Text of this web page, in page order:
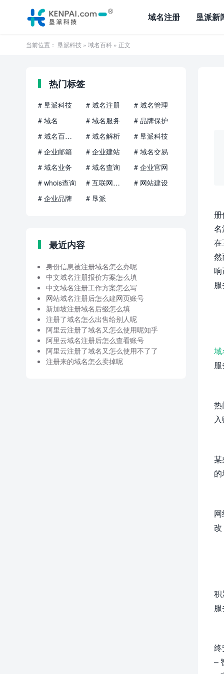
域名注册 垦派新
当前位置： 垦派科技 » 域名百科 » 正文
名
在
然
响
域
热
某
改
积
服
终
–
热门标签
# 垦派科技 # 域名注册
# 域名管理
# 域名
# 域名服务
# 品牌保护
# 域名百科知识
# 域名解析
# 垦派科技
# 企业邮箱
# 企业建站
# 域名交易
# 域名业务
# 域名查询
# 企业官网
# whois查询
# 互联网品牌
# 网站建设
# 企业品牌
# 垦派
最近内容
身份信息被注册域名怎么办呢
中文域名注册报价方案怎么填
中文域名注册工作方案怎么写
网站域名注册后怎么建网页账号
新加坡注册域名后缀怎么填
注册了域名怎么出售给别人呢
阿里云注册了域名又怎么使用呢知乎
阿里云域名注册后怎么查看账号
阿里云注册了域名又怎么使用不了了
注册来的域名怎么卖掉呢